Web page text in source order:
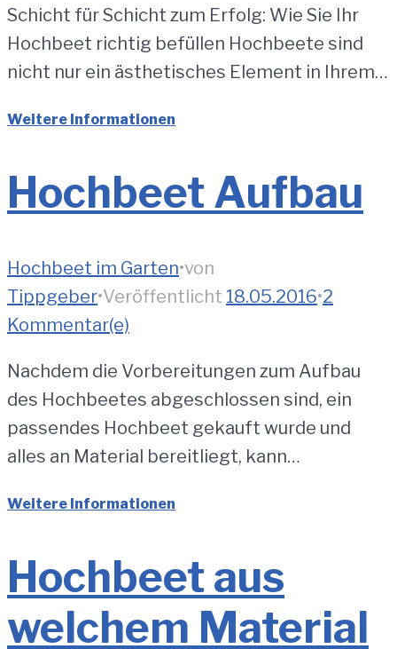
Schicht für Schicht zum Erfolg: Wie Sie Ihr
Hochbeet richtig befüllen Hochbeete sind
nicht nur ein ästhetisches Element in Ihrem…
Weitere Informationen
Hochbeet Aufbau
Hochbeet im Garten•von
Tippgeber•Veröffentlicht 18.05.2016•2
Kommentar(e)
Nachdem die Vorbereitungen zum Aufbau
des Hochbeetes abgeschlossen sind, ein
passendes Hochbeet gekauft wurde und
alles an Material bereitliegt, kann…
Weitere Informationen
Hochbeet aus
welchem Material